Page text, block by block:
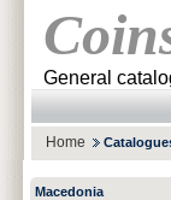
General
Home
Macedonia